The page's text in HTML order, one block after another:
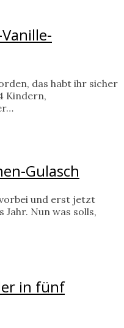
das habt ihr sicher
Kindern,
Gulasch
und erst jetzt
Nun was solls,
in fünf